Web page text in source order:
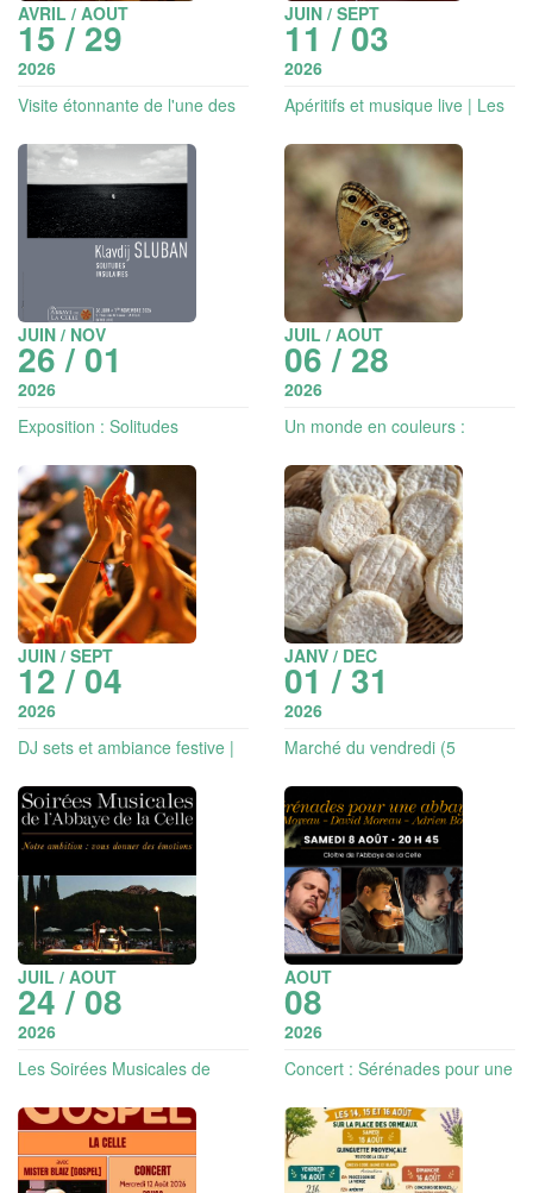
AVRIL / AOUT
15 / 29
2026
Visite étonnante de l'une des
Provence
JUIN / SEPT
11 / 03
2026
Apéritifs et musique live | Les
JUIN / NOV
26 / 01
2026
Exposition : Solitudes
JUIL / AOUT
06 / 28
2026
Un monde en couleurs :
papillons
JUIN / SEPT
12 / 04
2026
DJ sets et ambiance festive |
JANV / DEC
01 / 31
2026
Marché du vendredi (5
JUIL / AOUT
24 / 08
2026
Les Soirées Musicales de
AOUT
08
2026
Concert : Sérénades pour une
Les Soirées musicales de
l'Abbaye de La Celle